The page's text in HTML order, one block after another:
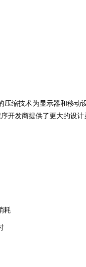
压缩技术为显示器和移动
开发商提供了更大的设
耗